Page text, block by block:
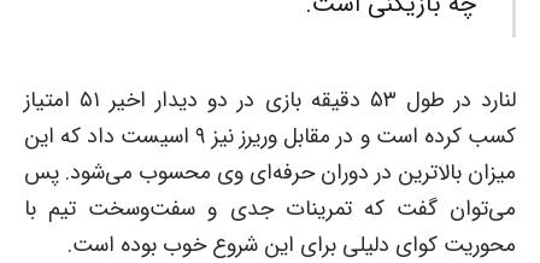
لنارد در طول ۵۳ دقیقه بازی در دو دیدار اخیر ۵۱ امتیاز
کسب کرده است و در مقابل وریرز نیز ۹ اسیست داد که این
میزان بالاترین در دوران حرفه‌ای وی محسوب می‌شود. پس
می‌توان گفت که تمرینات جدی و سفت‌وسخت تیم با
محوریت کوای دلیلی برای این شروع خوب بوده است.